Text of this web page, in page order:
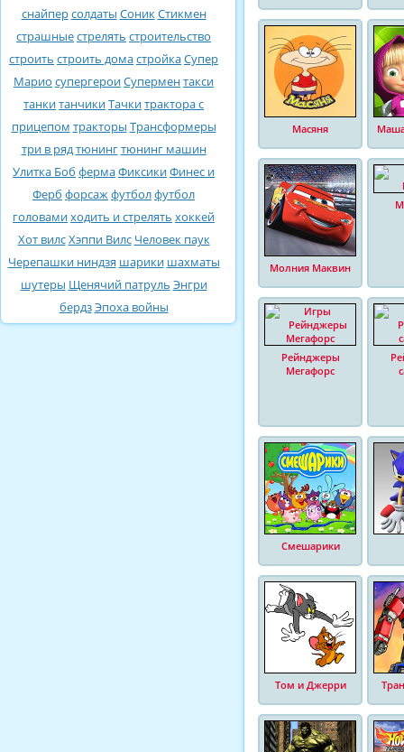
снайперсолдаты СоникСтикмен
страшныестрелять строительство
строить строить домастройкаСупер
Марио супергероиСуперментакси
танкитанчикиТачкитрактора с
прицепом тракторы Трансформеры
три в рядтюнингтюнинг машин
Улитка Боб фермаФиксикиФинес и
Ферб форсажфутболфутбол
головамиходить и стрелять хоккей
Хот вилсХэппи Вилс Человек паук
Черепашки ниндзя шарики шахматы
шутеры Щенячий патруль Энгри
бердзЭпоха войны
Масяня
Молния Маквин
Рейнджеры
Мегафорс
Смешарики
Том и Джерри